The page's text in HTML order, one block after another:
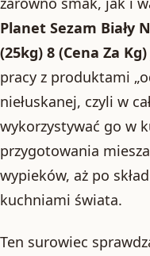
Planet Sezam Biały
(25kg) 8 (Cena Za Kg)
pracy z produktami
niełuskanej, czyli w
wykorzystywać go w
przygotowania
wypieków, aż po
kuchniami świata.
Ten surowiec